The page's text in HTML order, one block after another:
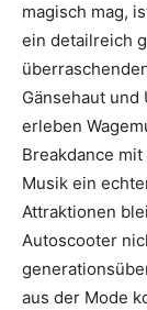
magisch mag,
ein detailreich
Gänsehaut
erleben
Breakdance
Musik ein
Attraktionen
Autoscooter
aus der Mode